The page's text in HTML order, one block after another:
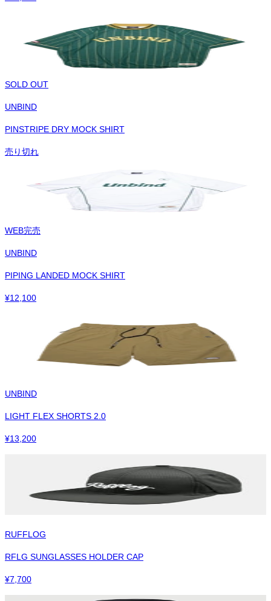
SOLD OUT
UNBIND
PINSTRIPE DRY MOCK SHIRT
売り切れ
WEB完売
UNBIND
PIPING LANDED MOCK SHIRT
¥12,100
UNBIND
LIGHT FLEX SHORTS 2.0
¥13,200
RUFFLOG
RFLG SUNGLASSES HOLDER CAP
¥7,700